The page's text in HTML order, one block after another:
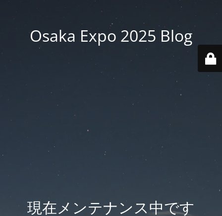
Osaka Expo 2025 Blog
現在メンテナンス中です